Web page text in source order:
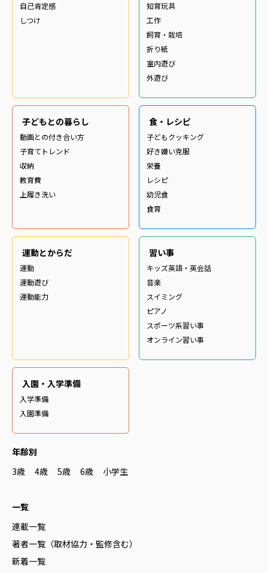
自己肯定感
しつけ
知育玩具
工作
飼育・栽培
折り紙
室内遊び
外遊び
子どもとの暮らし
動画との付き合い方
子育てトレンド
収納
教育費
上履き洗い
食・レシピ
子どもクッキング
好き嫌い克服
栄養
レシピ
幼児食
食育
運動とからだ
運動
運動遊び
運動能力
習い事
キッズ英語・英会話
音楽
スイミング
ピアノ
スポーツ系習い事
オンライン習い事
入園・入学準備
入学準備
入園準備
年齢別
3歳
4歳 5歳 6歳 小学生
一覧
連載一覧
著者一覧（取材協力・監修含む）
新着一覧